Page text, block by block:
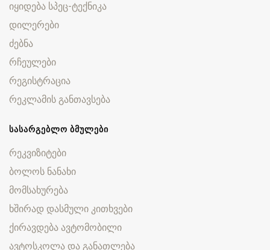
იყიდება სპეც-ტექნიკა
დილერები
ძებნა
რჩეულები
რეგისტრაცია
რეკლამის განთავსება
ᲡᲐᲡᲐᲠᲒᲔᲑᲚᲝ ᲑᲛᲣᲚᲔᲑᲘ
რეკვიზიტები
ბოლოს ნანახი
მომსახურება
ხშირად დასმული კითხვები
ქირავდება ავტომობილი
ავტოსკოლა და განათლება